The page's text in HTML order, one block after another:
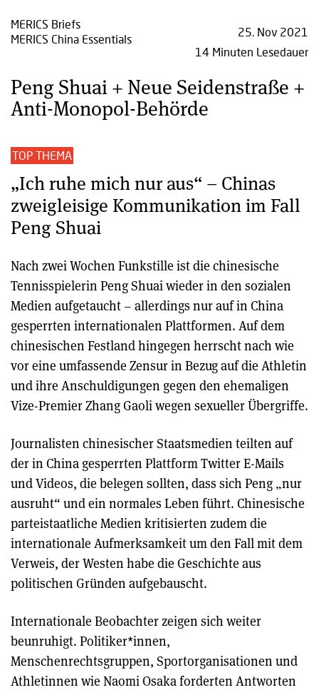
MERICS Briefs
MERICS China Essentials
25. Nov 2021
14 Minuten Lesedauer
Peng Shuai + Neue Seidenstraße +
Anti-Monopol-Behörde
TOP THEMA
„Ich ruhe mich nur aus“ – Chinas
zweigleisige Kommunikation im Fall
Peng Shuai
Nach zwei Wochen Funkstille ist die chinesische
Tennisspielerin Peng Shuai wieder in den sozialen
Medien aufgetaucht – allerdings nur auf in China
gesperrten internationalen Plattformen. Auf dem
chinesischen Festland hingegen herrscht nach wie
vor eine umfassende Zensur in Bezug auf die Athletin
und ihre Anschuldigungen gegen den ehemaligen
Vize-Premier Zhang Gaoli wegen sexueller Übergriffe.
Journalisten chinesischer Staatsmedien teilten auf
der in China gesperrten Plattform Twitter E-Mails
und Videos, die belegen sollten, dass sich Peng „nur
ausruht“ und ein normales Leben führt. Chinesische
parteistaatliche Medien kritisierten zudem die
internationale Aufmerksamkeit um den Fall mit dem
Verweis, der Westen habe die Geschichte aus
politischen Gründen aufgebauscht.
Internationale Beobachter zeigen sich weiter
beunruhigt. Politiker*innen,
Menschenrechtsgruppen, Sportorganisationen und
Athletinnen wie Naomi Osaka forderten Antworten